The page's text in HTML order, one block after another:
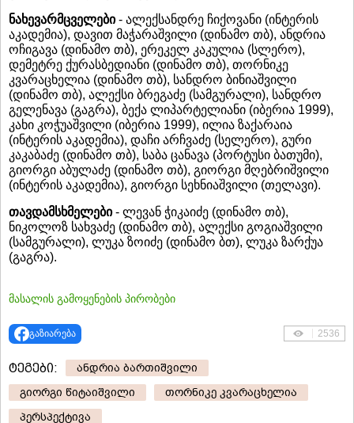
ნახევარმცველები- ალექსანდრე ჩიქოვანი (ინტერის
აკადემია), დავით მაჭარაშვილი (დინამო თბ), ანდრია
ოჩიგავა (დინამო თბ), ერეკელ კაკულია (სლერო),
დემეტრე ქურასბედიანი (დინამო თბ), თორნიკე
კვარაცხელია (დინამო თბ), სანდრო ბინიაშვილი
(დინამო თბ), ალექსი ბრეგაძე (სამგურალი), სანდრო
გელენავა (გაგრა), ბექა ლიპარტელიანი (იბერია 1999),
კახი კოჭუაშვილი (იბერია 1999), ილია ზაქარაია
(ინტერის აკადემია), დაჩი არჩვაძე (სელერო), გური
კაკაბაძე (დინამო თბ), საბა ცანავა (პორტუსი ბათუმი),
გიორგი აბულაძე (დინამო თბ), გიორგი მღებრიშვილი
(ინტერის აკადემია), გიორგი სეხნიაშვილი (თელავი).
თავდამსხმელები- ლევან ჭიკაიძე (დინამო თბ),
ნიკოლოზ სახვაძე (დინამო თბ), ალექსი გოგიაშვილი
(სამგურალი), ლუკა ზოიძე (დინამო ბთ), ლუკა ზარქუა
(გაგრა).
მასალის გამოყენების პირობები
გაზიარება 2536
ტეგები:
ანდრია ბართიშვილი
გიორგი წიტაიშვილი
თორნიკე კვარაცხელია
პერსპექტივა